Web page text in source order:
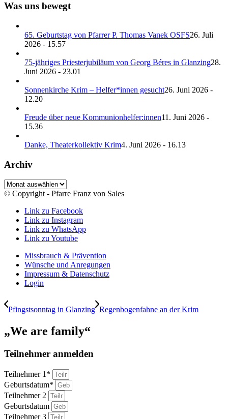
Was uns bewegt
65. Geburtstag von Pfarrer P. Thomas Vanek OSFS26. Juli
2026 - 15.57
75-jähriges Priesterjubiläum von Georg Béres in Glanzing28.
Juni 2026 - 23.01
Sonnenkirche Krim – Helfer*innen gesucht26. Juni 2026 -
12.20
Freude über neue Kommunionhelfer:innen11. Juni 2026 -
15.36
Danke, Theaterkollektiv Krim4. Juni 2026 - 16.13
Archiv
Archiv
© Copyright - Pfarre Franz von Sales
Link zu Facebook
Link zu Instagram
Link zu WhatsApp
Link zu Youtube
Missbrauch & Prävention
Wünsche und Anregungen
Impressum & Datenschutz
Login
Pfingstsonntag in Glanzing Regenbogenfahne an der Krim
„We are family“
Teilnehmer anmelden
Teilnehmer 1*
Geburtsdatum*
Teilnehmer 2
Geburtsdatum
Teilnehmer 3